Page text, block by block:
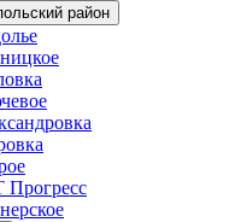
район